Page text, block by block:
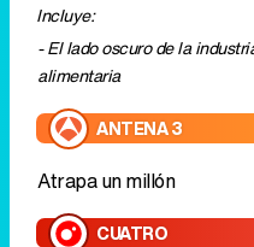
Incluye:
- El lado oscuro de la
alimentaria
ANTENA 3
Atrapa un millón
CUATRO